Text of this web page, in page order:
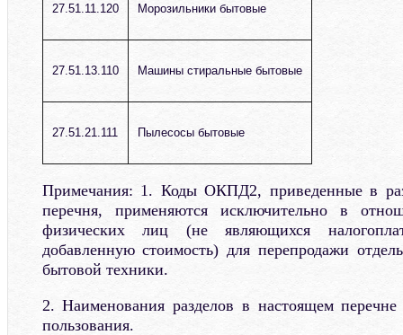
27.51.11.120 Морозильники бытовые
27.51.13.110 Машины стиральные бытовые
27.51.21.111 Пылесосы бытовые
Примечания: 1. Коды ОКПД2, приведенные в
перечня, применяются исключительно в
физических лиц (не являющихся
добавленную стоимость) для перепродажи
бытовой техники.
2. Наименования разделов в настоящем
пользования.